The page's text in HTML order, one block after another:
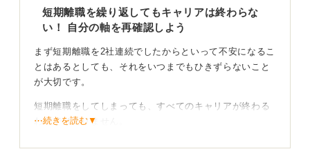
短期離職を繰り返してもキャリアは終わらな
い！ 自分の軸を再確認しよう
まず短期離職を2社連続でしたからといって不安になるこ
とはあるとしても、それをいつまでもひきずらないこと
が大切です。
短期離職をしてしまっても、すべてのキャリアが終わる
わけではありません。
⋯続きを読む▼